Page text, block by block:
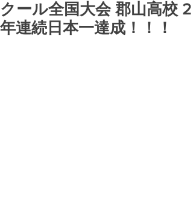
クール全国大会 郡山高校 2
年連続日本一達成！！！